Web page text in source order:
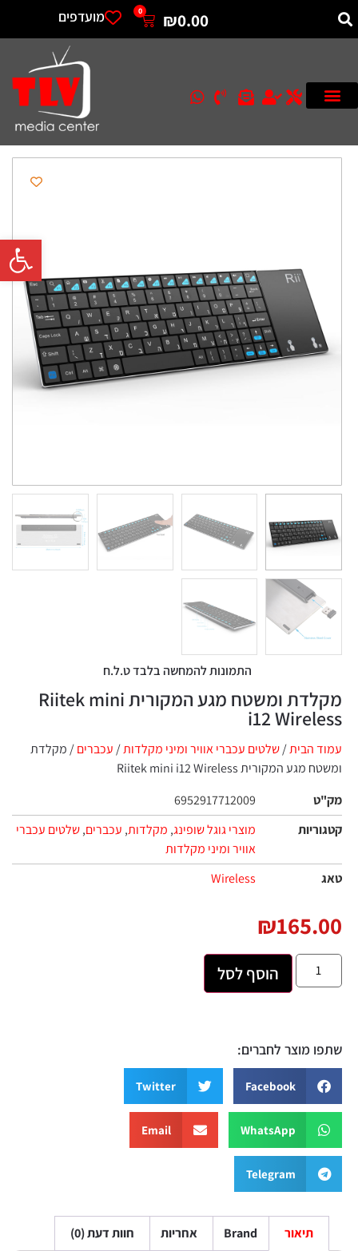
פתח
₪0.00
0 מועדפים
התמונות להמחשה בלבד ט.ל.ח
מקלדת ומשטח מגע המקורית Riitek mini
i12 Wireless
עמוד הבית/שלטים עכברי אוויר ומיני מקלדות/ עכברים/ מקלדת
ומשטח מגע המקורית Riitek mini i12 Wireless
מק"ט
6952917712009
קטגוריות
מוצרי גוגל שופינג, מקלדות, עכברים,שלטים עכברי
אוויר ומיני מקלדות
טאג
Wireless
₪165.00
הוסף לסל
שתפו מוצר לחברים:
Facebook
Twitter
WhatsApp
Email
Telegram
תיאור Brand אחריות חוות דעת (0)